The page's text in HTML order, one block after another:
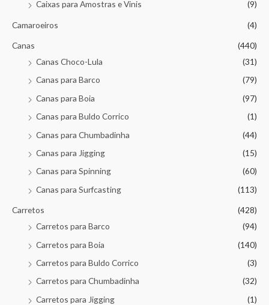
Caixas para Amostras e Vinis (9)
Camaroeiros (4)
Canas
(440)
Canas Choco-Lula
(31)
Canas para Barco
(79)
Canas para Boia
(97)
Canas para Buldo Corrico
(1)
Canas para Chumbadinha
(44)
Canas para Jigging
(15)
Canas para Spinning
(60)
Canas para Surfcasting
(113)
Carretos
(428)
Carretos para Barco
(94)
Carretos para Boia
(140)
Carretos para Buldo Corrico
(3)
Carretos para Chumbadinha
(32)
Carretos para Jigging
(1)